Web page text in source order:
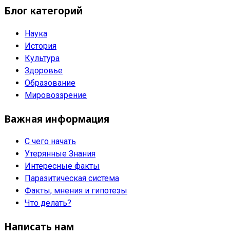
Блог категорий
Наука
История
Культура
Здоровье
Образование
Мировоззрение
Важная информация
С чего начать
Утерянные Знания
Интересные факты
Паразитическая система
Факты, мнения и гипотезы
Что делать?
Написать нам